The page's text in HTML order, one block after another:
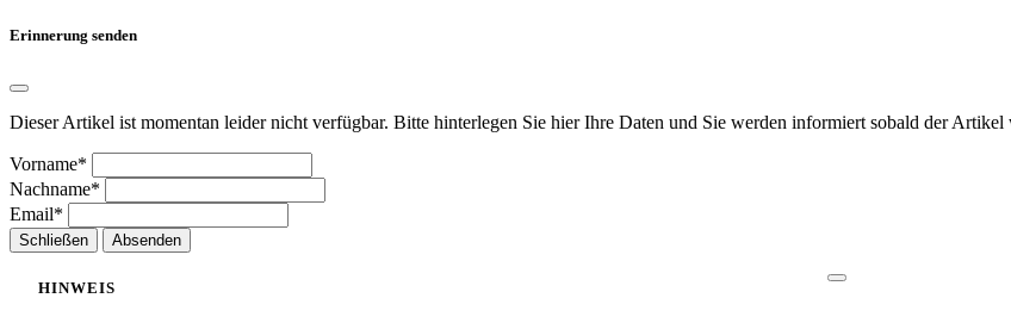
Erinnerung senden
Dieser Artikel ist momentan leider nicht verfügbar. Bitte hinterlegen Sie hier Ihre Daten und Sie werden informiert sobald der Artikel
Vorname*
Nachname*
Email*
Schließen Absenden
HINWEIS